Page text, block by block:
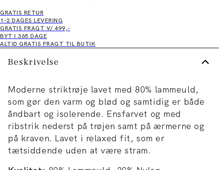
GRATIS RETUR
1-2 DAGES LEVERING
GRATIS FRAGT V/ 499,-
BYT I 365 DAGE
ALTID GRATIS FRAGT TIL BUTIK
Beskrivelse
Moderne striktrøje lavet med 80% lammeuld,
som gør den varm og blød og samtidig er både
åndbart og isolerende. Ensfarvet og med
ribstrik nederst på trøjen samt på ærmerne og
på kraven. Lavet i relaxed fit, som er
tætsiddende uden at være stram.